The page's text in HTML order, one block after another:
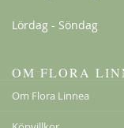
Lördag - Söndag
OM FLORA
Om Flora Linnea